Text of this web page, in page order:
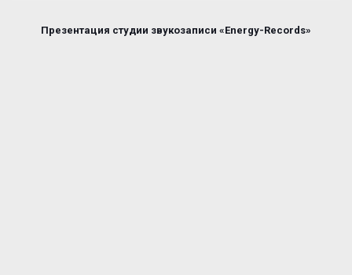
Презентация студии звукозаписи «Energy-Records»